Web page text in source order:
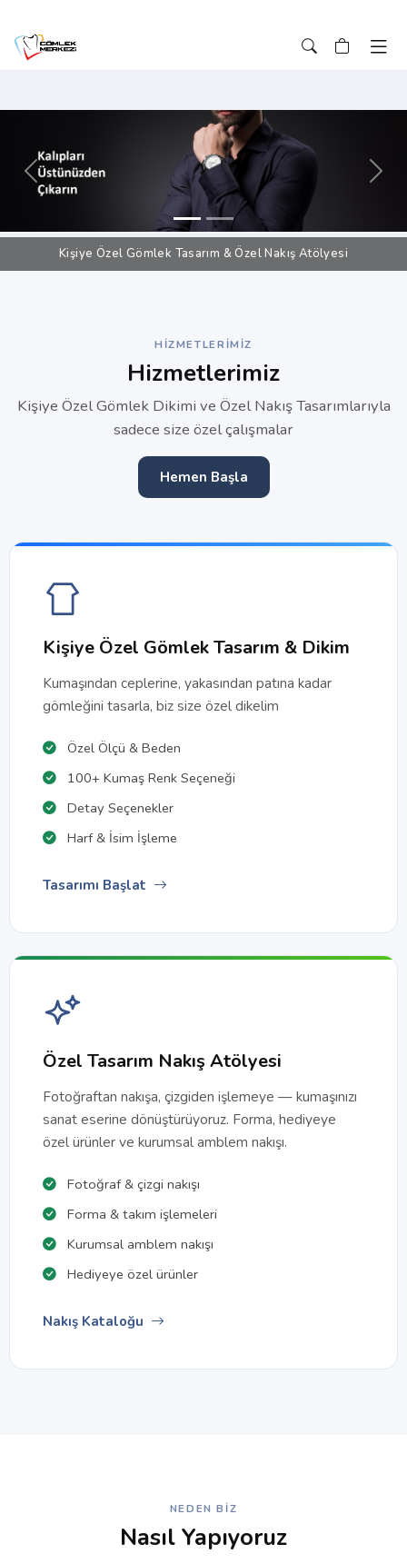
Önceki
Kişiye Özel Gömlek Tasarım & Özel Nakış Atölyesi
HIZMETLERIMIZ
Hizmetlerimiz
Kişiye Özel Gömlek Dikimi ve Özel Nakış Tasarımlarıyla
sadece size özel çalışmalar
Hemen Başla
Kişiye Özel Gömlek Tasarım & Dikim
Kumaşından ceplerine, yakasından patına kadar
gömleğini tasarla, biz size özel dikelim
Özel Ölçü & Beden
100+ Kumaş Renk Seçeneği
Detay Seçenekler
Harf & İsim İşleme
Tasarımı Başlat
Özel Tasarım Nakış Atölyesi
Fotoğraftan nakışa, çizgiden işlemeye — kumaşınızı
sanat eserine dönüştürüyoruz. Forma, hediyeye
özel ürünler ve kurumsal amblem nakışı.
Fotoğraf & çizgi nakışı
Forma & takım işlemeleri
Kurumsal amblem nakışı
Hediyeye özel ürünler
Nakış Kataloğu
NEDEN BIZ
Nasıl Yapıyoruz